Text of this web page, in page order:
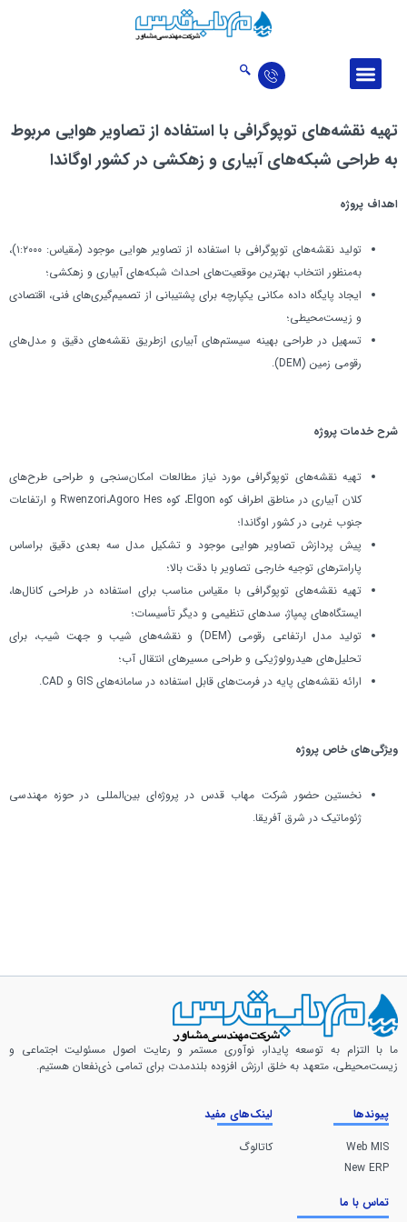
تهیه نقشه‌های توپوگرافی با استفاده از تصاویر هوایی مربوط
به طراحی شبکه‌های آبیاری و زهکشی در کشور اوگاندا
اهداف پروژه
تولید نقشه‌های توپوگرافی با استفاده از تصاویر هوایی موجود (مقیاس: ۱:۲۰۰۰)،
به‌منظور انتخاب بهترين موقعيت‌هاي احداث شبكه‌های آبیاری و زهکشی؛
ایجاد پایگاه داده مکانی یکپارچه برای پشتیبانی از تصمیم‌گیری‌های فنی، اقتصادی
و زیست‌محیطی؛
تسهیل در طراحی بهینه سیستم‌های آبیاری ازطریق نقشه‌های دقیق و مدل‌های
رقومی زمین (DEM).
شرح خدمات پروژه
تهیه نقشه‌های توپوگرافی مورد نیاز مطالعات امکان‌سنجی و طراحی طرح‌های
کلان آبیاری در مناطق اطراف کوه Elgon، کوه Rwenzori،Agoro Hes و ارتفاعات
جنوب غربی در کشور اوگاندا؛
پیش پردازش تصاویر هوایی موجود و تشکیل مدل سه بعدی دقیق براساس
پارامترهای توجیه خارجی تصاویر با دقت بالا؛
تهیه نقشه‌های توپوگرافی با مقیاس مناسب برای استفاده در طراحی کانال‌ها،
ایستگاه‌های پمپاژ، سدهای تنظیمی و دیگر تأسیسات؛
تولید مدل ارتفاعی رقومی (DEM) و نقشه‌های شیب و جهت شیب، برای
تحلیل‌های هیدرولوژیکی و طراحی مسیرهای انتقال آب؛
ارائه نقشه‌های پایه در فرمت‌های قابل استفاده در سامانه‌های GIS و CAD.
ويژگي‌هاي خاص پروژه
نخستین حضور شرکت مهاب قدس در پروژه‌ای بین‌المللی در حوزه مهندسی
ژئوماتیک در شرق آفریقا.
ما با التزام به توسعه پایدار، نوآوری مستمر و رعایت اصول مسئولیت اجتماعی و
زیست‌محیطی، متعهد به خلق ارزش افزوده بلندمدت برای تمامی ذی‌نفعان هستیم.
پیوندها
Web MIS
New ERP
لینک‌های مفید
کاتالوگ
تماس با ما